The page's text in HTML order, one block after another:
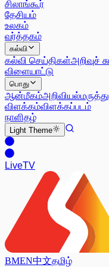
சிலாங்கூர்
தேசியம்
உலகம்
வர்த்தகம்
கல்வி
கல்வி செய்திகள்அறிவுச்
விளையாட்டு
பொது
ஆன்மீகம்அறிவியல்
விளக்கம்விளக்கப்படம்
நாளிதழ்
Light Theme
LiveTV
BMEN中文தமிழ்